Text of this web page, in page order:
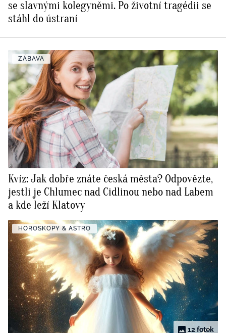
se slavnými kolegyněmi. Po životní tragédii se
stáhl do ústraní
ZÁBAVA
Kvíz: Jak dobře znáte česká města? Odpovězte,
jestli je Chlumec nad Cidlinou nebo nad Labem
a kde leží Klatovy
HOROSKOPY & ASTRO
12 fotek